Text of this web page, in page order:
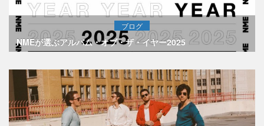
ブログ
NMEが選ぶアルバム・オブ・ザ・イヤー2025